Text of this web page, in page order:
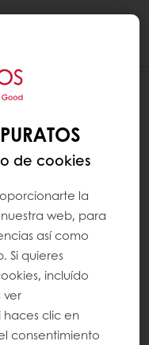
de cookies
la
web, para
así como
Si quieres
incluído
ver
haces clic en
consentimiento